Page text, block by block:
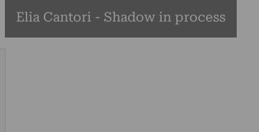
Elia Cantori - Shadow in process